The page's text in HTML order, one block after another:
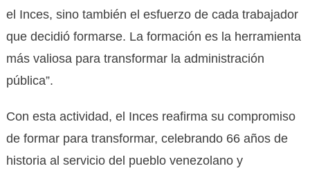
el Inces, sino también el esfuerzo de cada trabajador
que decidió formarse. La formación es la herramienta
más valiosa para transformar la administración
pública”.
Con esta actividad, el Inces reafirma su compromiso
de formar para transformar, celebrando 66 años de
historia al servicio del pueblo venezolano y